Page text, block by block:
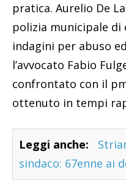
pratica. Aurelio De
polizia municipale
indagini per abuso
l’avvocato Fabio
confrontato con il
ottenuto in tempi
Leggi anche:
sindaco: 67enne ai